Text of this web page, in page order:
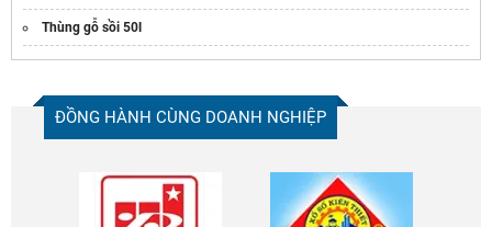
Thùng gỗ sồi 50l
ĐỒNG HÀNH CÙNG DOANH NGHIỆP